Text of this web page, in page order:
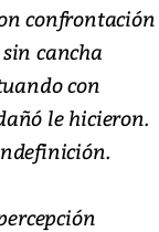
confrontación
cancha
con
le hicieron.